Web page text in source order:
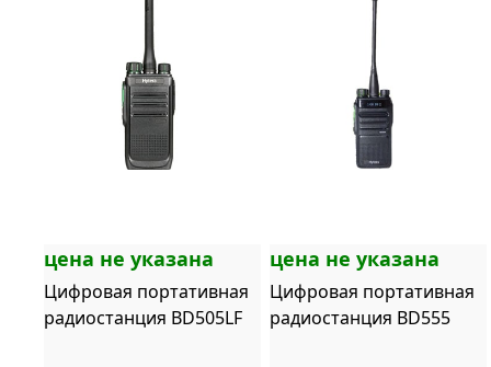
цена не указана
Цифровая портативная
радиостанция BD505LF
цена не указана
Цифровая портативная
радиостанция BD555